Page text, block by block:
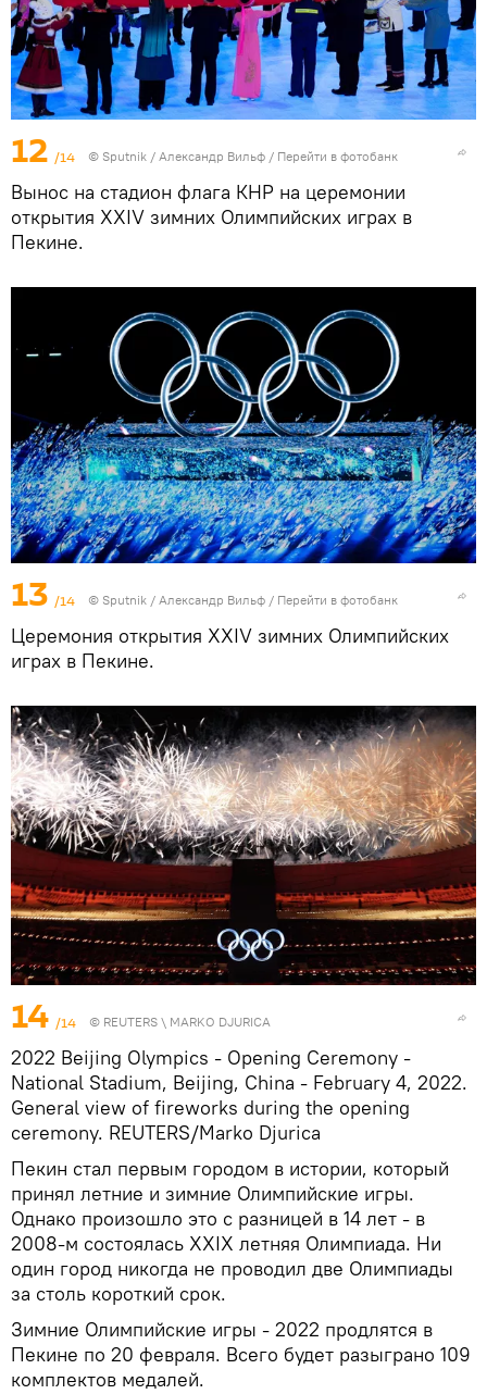
12 /14 © Sputnik / Александр Вильф / Перейти в фотобанк
Вынос на стадион флага КНР на церемонии
открытия XXIV зимних Олимпийских играх в
Пекине.
13 /14 © Sputnik / Александр Вильф / Перейти в фотобанк
Церемония открытия XXIV зимних Олимпийских
играх в Пекине.
14 /14 © REUTERS \ MARKO DJURICA
2022 Beijing Olympics - Opening Ceremony -
National Stadium, Beijing, China - February 4, 2022.
General view of fireworks during the opening
ceremony. REUTERS/Marko Djurica
Пекин стал первым городом в истории, который
принял летние и зимние Олимпийские игры.
Однако произошло это с разницей в 14 лет - в
2008-м состоялась XXIX летняя Олимпиада. Ни
один город никогда не проводил две Олимпиады
за столь короткий срок.
Зимние Олимпийские игры - 2022 продлятся в
Пекине по 20 февраля. Всего будет разыграно 109
комплектов медалей.